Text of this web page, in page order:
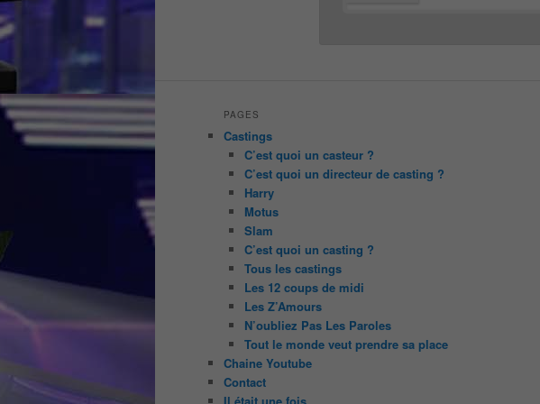
PAGES
Castings
C’est quoi un casteur ?
C’est quoi un directeur de casting ?
Harry
Motus
Slam
C’est quoi un casting ?
Tous les castings
Les 12 coups de midi
Les Z’Amours
N’oubliez Pas Les Paroles
Tout le monde veut prendre sa place
Chaine Youtube
Contact